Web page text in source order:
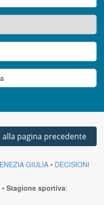
alla pagina precedente
GIULIA • DECISIONI
• Stagione sportiva: